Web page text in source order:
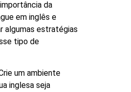
da
em inglês e
algumas estratégias
tipo de
um ambiente
inglesa seja